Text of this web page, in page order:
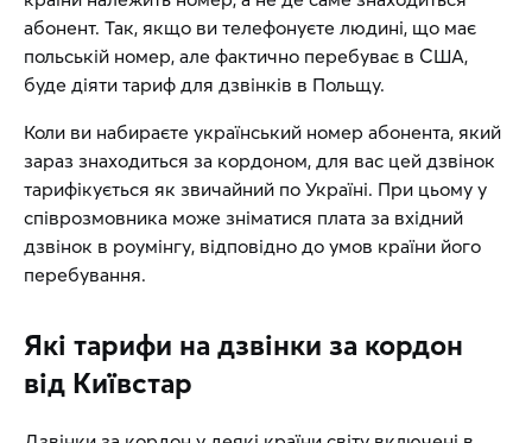
абонент. Так, якщо ви телефонуєте людині, що має
польській номер, але фактично перебуває в США,
буде діяти тариф для дзвінків в Польщу.
Коли ви набираєте український номер абонента, який
зараз знаходиться за кордоном, для вас цей дзвінок
тарифікується як звичайний по Україні. При цьому у
співрозмовника може зніматися плата за вхідний
дзвінок в роумінгу, відповідно до умов країни його
перебування.
Які тарифи на дзвінки за кордон
від Київстар